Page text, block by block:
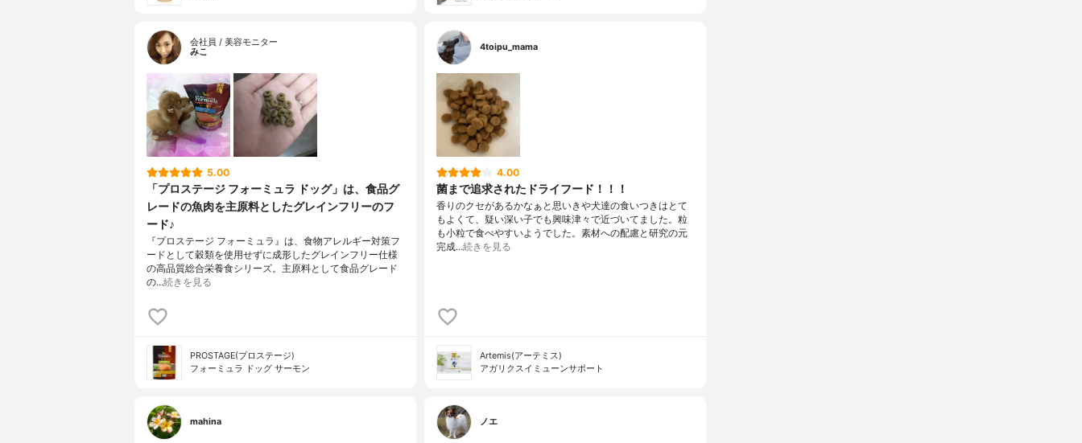
会社員 / 美容モニター
みこ
5.00
「プロステージ フォーミュラ ドッグ」は、食品グ
レードの魚肉を主原料としたグレインフリーのフ
ード♪
『プロステージ フォーミュラ』は、食物アレルギー対策フ
ードとして穀類を使用せずに成形したグレインフリー仕様
の高品質総合栄養食シリーズ。主原料として食品グレード
の…続きを見る
PROSTAGE(プロステージ)
フォーミュラ ドッグ サーモン
4toipu_mama
4.00
菌まで追求されたドライフード！！！
香りのクセがあるかなぁと思いきや犬達の食いつきはとて
もよくて、疑い深い子でも興味津々で近づいてました。粒
も小粒で食べやすいようでした。素材への配慮と研究の元
完成…続きを見る
Artemis(アーテミス)
アガリクスイミューンサポート
mahina ノエ